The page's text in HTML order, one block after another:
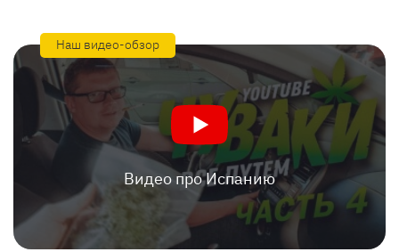
Наш видео-обзор
Видео про Испанию